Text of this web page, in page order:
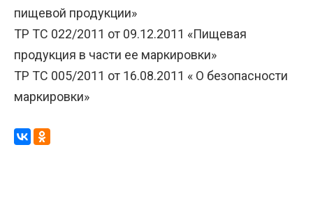
пищевой продукции»
ТР ТС 022/2011 от 09.12.2011 «Пищевая
продукция в части ее маркировки»
ТР ТС 005/2011 от 16.08.2011 « О безопасности
маркировки»